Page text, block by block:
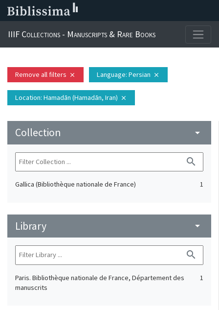
IIIF Collections - Manuscripts & Rare Books
Remove all filters close Language: Persian close
Location: Hamadān (Hamadān, Iran) close
Collection arrow_drop_down
search
Gallica (Bibliothèque nationale de France) 1
Library arrow_drop_down
search
Paris. Bibliothèque nationale de France, Département des
manuscrits
1